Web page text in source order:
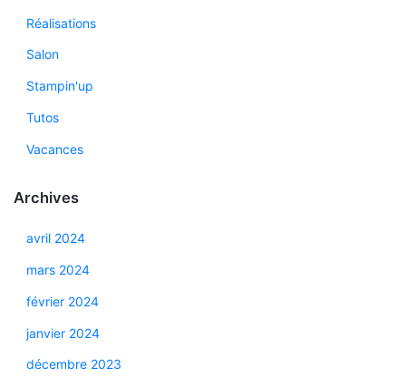
Réalisations
Salon
Stampin'up
Tutos
Vacances
Archives
avril 2024
mars 2024
février 2024
janvier 2024
décembre 2023